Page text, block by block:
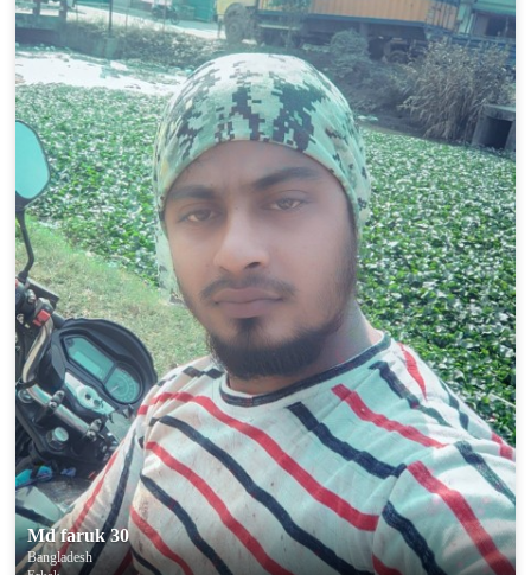
Md faruk 30
Bangladesh